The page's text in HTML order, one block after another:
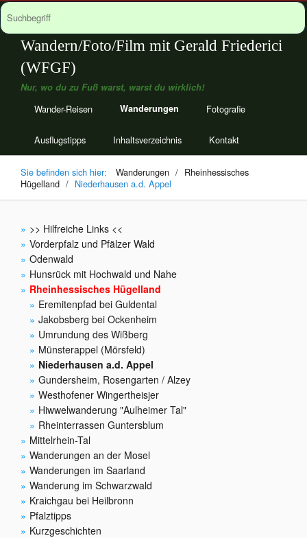
Wandern/Foto/Film mit Gerald Friederici
(WFGF)
Nur, wo du zu Fuß warst, warst du wirklich!
Wander-Reisen Wanderungen Fotografie
Ausflugstipps Inhaltsverzeichnis Kontakt
Sie befinden sich hier: Wanderungen / Rheinhessisches
Hügelland / Niederhausen a.d. Appel
>> Hilfreiche Links <<
Vorderpfalz und Pfälzer Wald
Odenwald
Hunsrück mit Hochwald und Nahe
Rheinhessisches Hügelland
Eremitenpfad bei Guldental
Jakobsberg bei Ockenheim
Umrundung des Wißberg
Münsterappel (Mörsfeld)
Niederhausen a.d. Appel
Gundersheim, Rosengarten / Alzey
Westhofener Wingertheisjer
Hiwwelwanderung "Aulheimer Tal"
Rheinterrassen Guntersblum
Mittelrhein-Tal
Wanderungen an der Mosel
Wanderungen im Saarland
Wanderung im Schwarzwald
Kraichgau bei Heilbronn
Pfalztipps
Kurzgeschichten